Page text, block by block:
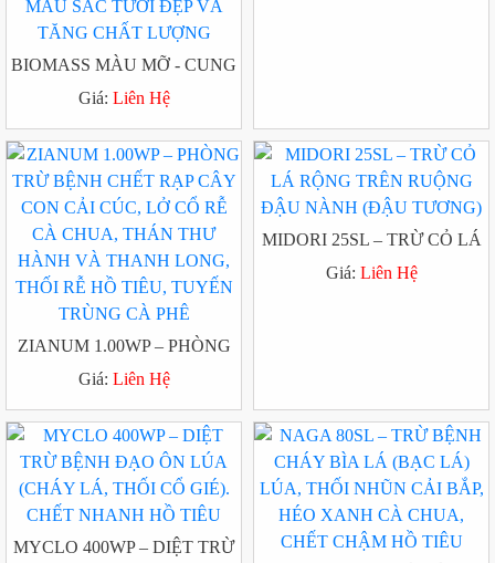
BIOMASS MÀU MỠ - CUNG
CẤP CHẤT HỮU CƠ VÀ
YẾU CHO CÂY, GIÚP CÂY
PHÁT TRIỂN TỐT, ÍT BỆNH,
HOA TRÁI NHIỀU, MÀU
SẮC TƯƠI ĐẸP VÀ TĂNG
CHẤT LƯỢNG
Giá: Liên Hệ
ZIANUM 1.00WP – PHÒNG
TRỪ BỆNH CHẾT RẠP CÂY
CÀ CHUA, THÁN THƯ
HÀNH VÀ THANH LONG,
THỐI RỄ HỒ TIÊU, TUYẾN
TRÙNG CÀ PHÊ
Giá: Liên Hệ
MIDORI 25SL – TRỪ CỎ LÁ
RỘNG TRÊN RUỘNG ĐẬU
Giá: Liên Hệ
MYCLO 400WP – DIỆT TRỪ